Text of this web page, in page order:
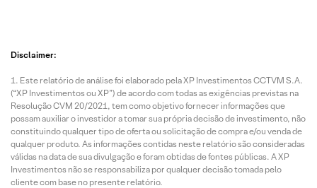
Disclaimer:
Este relatório de análise foi elaborado pela XP Investimentos CCTVM S.A.
(“XP Investimentos ou XP”) de acordo com todas as exigências previstas na
Resolução CVM 20/2021, tem como objetivo fornecer informações que
possam auxiliar o investidor a tomar sua própria decisão de investimento, não
constituindo qualquer tipo de oferta ou solicitação de compra e/ou venda de
qualquer produto. As informações contidas neste relatório são consideradas
válidas na data de sua divulgação e foram obtidas de fontes públicas. A XP
Investimentos não se responsabiliza por qualquer decisão tomada pelo
cliente com base no presente relatório.